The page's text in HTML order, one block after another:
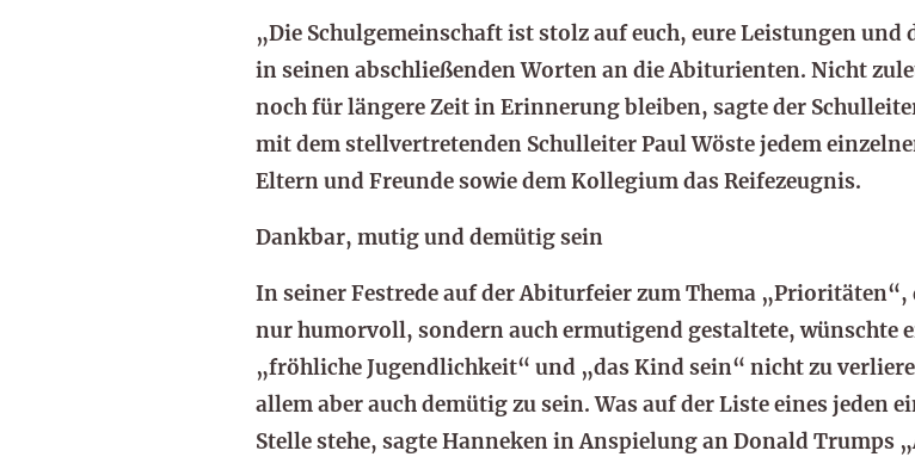
„Die Schulgemeinschaft ist stolz auf euch, eure Leistungen
in seinen abschließenden Worten an die Abiturienten. Nicht
noch für längere Zeit in Erinnerung bleiben, sagte der
mit dem stellvertretenden Schulleiter Paul Wöste jedem
Eltern und Freunde sowie dem Kollegium das Reifezeugnis.
Dankbar, mutig und demütig sein
In seiner Festrede auf der Abiturfeier zum Thema
nur humorvoll, sondern auch ermutigend gestaltete, wünschte
„fröhliche Jugendlichkeit“ und „das Kind sein“ nicht zu
allem aber auch demütig zu sein. Was auf der Liste eines jeden
Stelle stehe, sagte Hanneken in Anspielung an Donald Trumps